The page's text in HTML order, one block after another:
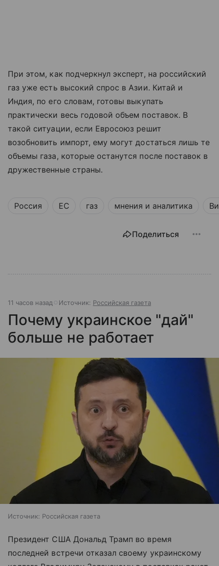
При этом, как подчеркнул эксперт, на российский
газ уже есть высокий спрос в Азии. Китай и
Индия, по его словам, готовы выкупать
практически весь годовой объем поставок. В
такой ситуации, если Евросоюз решит
возобновить импорт, ему могут достаться лишь те
объемы газа, которые останутся после поставок в
дружественные страны.
Россия ЕС газ мнения и аналитика
Поделиться
11 часов назад Источник: Российская газета
Почему украинское "дай"
больше не работает
Источник: Российская газета
Президент США Дональд Трамп во время
последней встречи отказал своему украинскому